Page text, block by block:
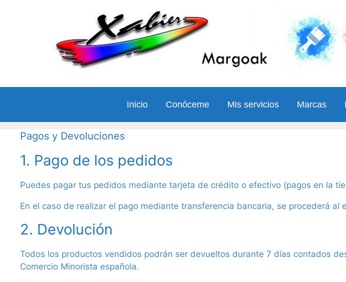
Inicio Conóceme Mis servicios Marcas
Pagos y Devoluciones
1. Pago de los pedidos
Puedes pagar tus pedidos mediante tarjeta de crédito o efectivo (pagos en la
En el caso de realizar el pago mediante transferencia bancaria, se procederá
2. Devolución
Todos los productos vendidos podrán ser devueltos durante 7 días contados
Comercio Minorista española.